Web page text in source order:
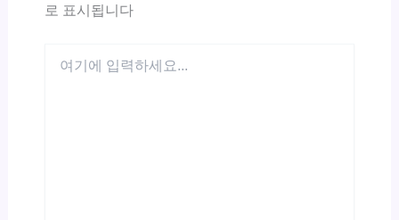
로 표시됩니다